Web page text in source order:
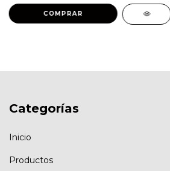
COMPRAR
Categorías
Inicio
Productos